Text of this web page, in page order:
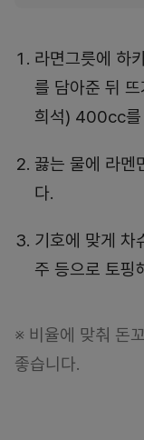
라면그릇에 하
를 담아준 뒤
희석) 400cc를
끓는 물에 라멘
다.
기호에 맞게 차
주 등으로 토핑
※ 비율에 맞춰 돈
좋습니다.